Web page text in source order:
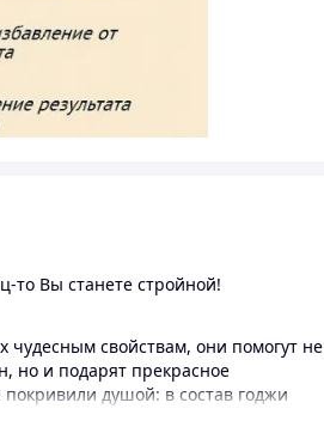
то Вы станете стройной!
свойствам, они помогут не
но и подарят прекрасное
душой: в состав годжи